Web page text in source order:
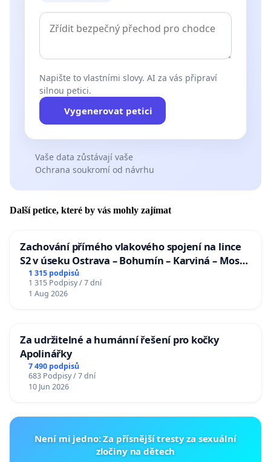
Napište to vlastními slovy. AI za vás připraví
silnou petici.
Vygenerovat petici
Vaše data zůstávají vaše
Ochrana soukromí od návrhu
Další petice, které by vás mohly zajímat
Zachování přímého vlakového spojení na lince
S2 v úseku Ostrava – Bohumín – Karviná – Mosty
u Jablunkova
1 315 podpisů
1 315 Podpisy / 7 dní
1 Aug 2026
Za udržitelné a humánní řešení pro kočky
Apolinářky
7 490 podpisů
683 Podpisy / 7 dní
10 Jun 2026
Není mi jedno: Za přísnější tresty za sexuální
zločiny na dětech